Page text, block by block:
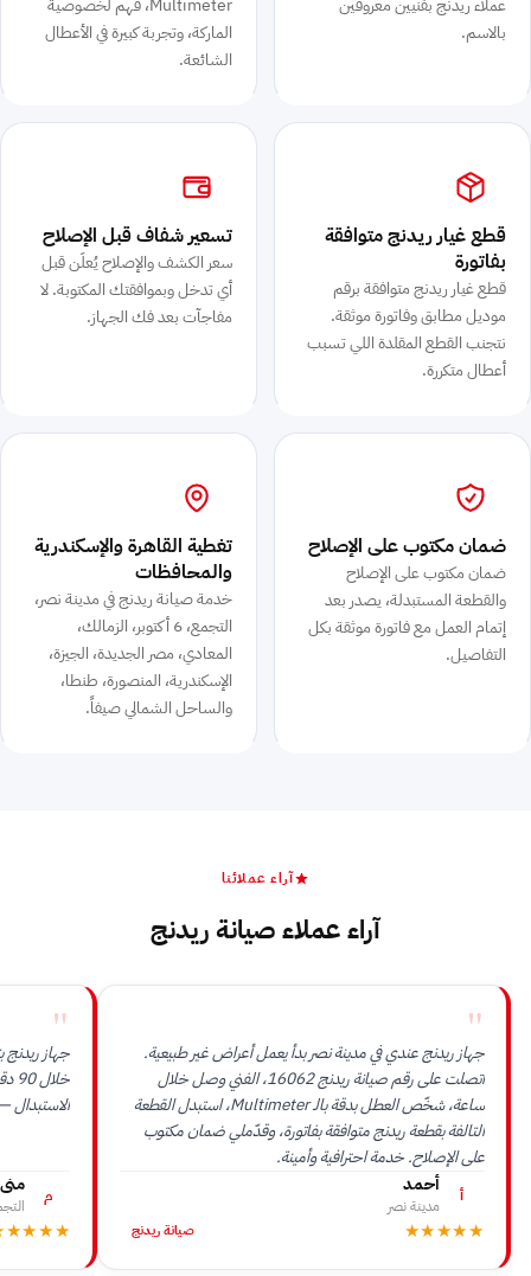
عملاء ريدنج بفنيين معروفين
بالاسم.
Multimeter، فهم لخصوصية
الماركة، وتجربة كبيرة في الأعطال
الشائعة.
قطع غيار ريدنج متوافقة
بفاتورة
قطع غيار ريدنج متوافقة برقم
موديل مطابق وفاتورة موثقة.
نتجنب القطع المقلدة اللي تسبب
أعطال متكررة.
تسعير شفاف قبل الإصلاح
سعر الكشف والإصلاح يُعلَن قبل
أي تدخل وبموافقتك المكتوبة. لا
مفاجآت بعد فك الجهاز.
ضمان مكتوب على الإصلاح
ضمان مكتوب على الإصلاح
والقطعة المستبدلة، يصدر بعد
إتمام العمل مع فاتورة موثقة بكل
التفاصيل.
تغطية القاهرة والإسكندرية
والمحافظات
خدمة صيانة ريدنج في مدينة نصر،
التجمع، 6 أكتوبر، الزمالك،
المعادي، مصر الجديدة، الجيزة،
الإسكندرية، المنصورة، طنطا،
والساحل الشمالي صيفاً.
آراء عملائنا
آراء عملاء صيانة ريدنج
"
جهاز ريدنج عندي في مدينة نصر بدأ يعمل أعراض غير طبيعية.
اتصلت على رقم صيانة ريدنج 16062، الفني وصل خلال
ساعة، شخّص العطل بدقة بالـ Multimeter، استبدل القطعة
التالفة بقطعة ريدنج متوافقة بفاتورة، وقدّملي ضمان مكتوب
على الإصلاح. خدمة احترافية وأمينة.
أ أحمد
مدينة نصر
★★★★★ صيانة ريدنج
"
جهاز
م منى